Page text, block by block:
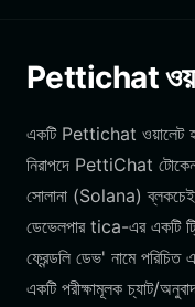
Pettichat
একটি Pettichat ওয়ালেট
নিরাপদে PettiChat টোকেন
সোলানা (Solana)
ডেভেলপার tica-এর একটি
ফ্রেন্ডলি ডেভ' নামে
একটি পরীক্ষামূলক চ্যাট/